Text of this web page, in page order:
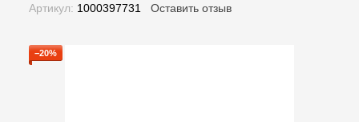
Артикул: 1000397731 Оставить отзыв
−20%